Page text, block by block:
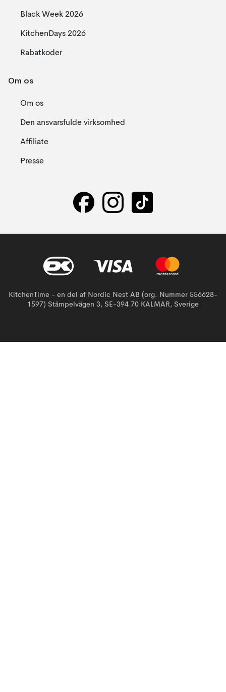
Black Week 2026
KitchenDays 2026
Rabatkoder
Om os
Om os
Den ansvarsfulde virksomhed
Affiliate
Presse
KitchenTime - en del af Nordic Nest AB (org. Nummer 556628-
1597) Stämpelvägen 3, SE-394 70 KALMAR, Sverige